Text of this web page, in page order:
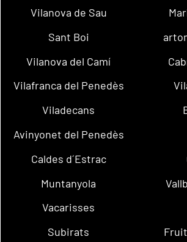
Vilanova de Sau
Sant Boi
Vilanova del Camí
Vilafranca del Penedès
Viladecans
Avinyonet del Penedès
Caldes d´Estrac
Muntanyola
Vacarisses
Subirats